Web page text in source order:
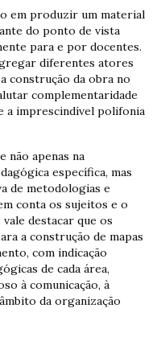
em produzir um material
do ponto de vista
para e por docentes.
diferentes atores
construção da obra no
complementaridade
a imprescindível polifonia
não apenas na
específica, mas
de metodologias e
conta os sujeitos e o
destacar que os
a construção de mapas
com indicação
de cada área,
à comunicação, à
da organização